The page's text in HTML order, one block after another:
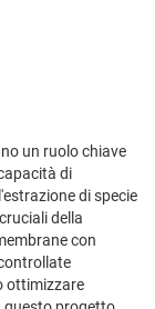
un ruolo chiave
di
di specie
della
con
ottimizzare